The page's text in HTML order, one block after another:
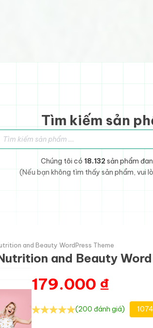
Tìm kiếm sản
sản phẩm
Chúng tôi có 18.132 sản phẩm
(Nếu bạn không tìm thấy sản phẩm, vui
and Beauty WordPress Theme
and Beauty
179.000 ₫
(200 đánh giá)